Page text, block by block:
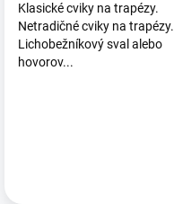
Klasické cviky na trapézy.
Netradičné cviky na trapézy.
Lichobežníkový sval alebo
hovorov...